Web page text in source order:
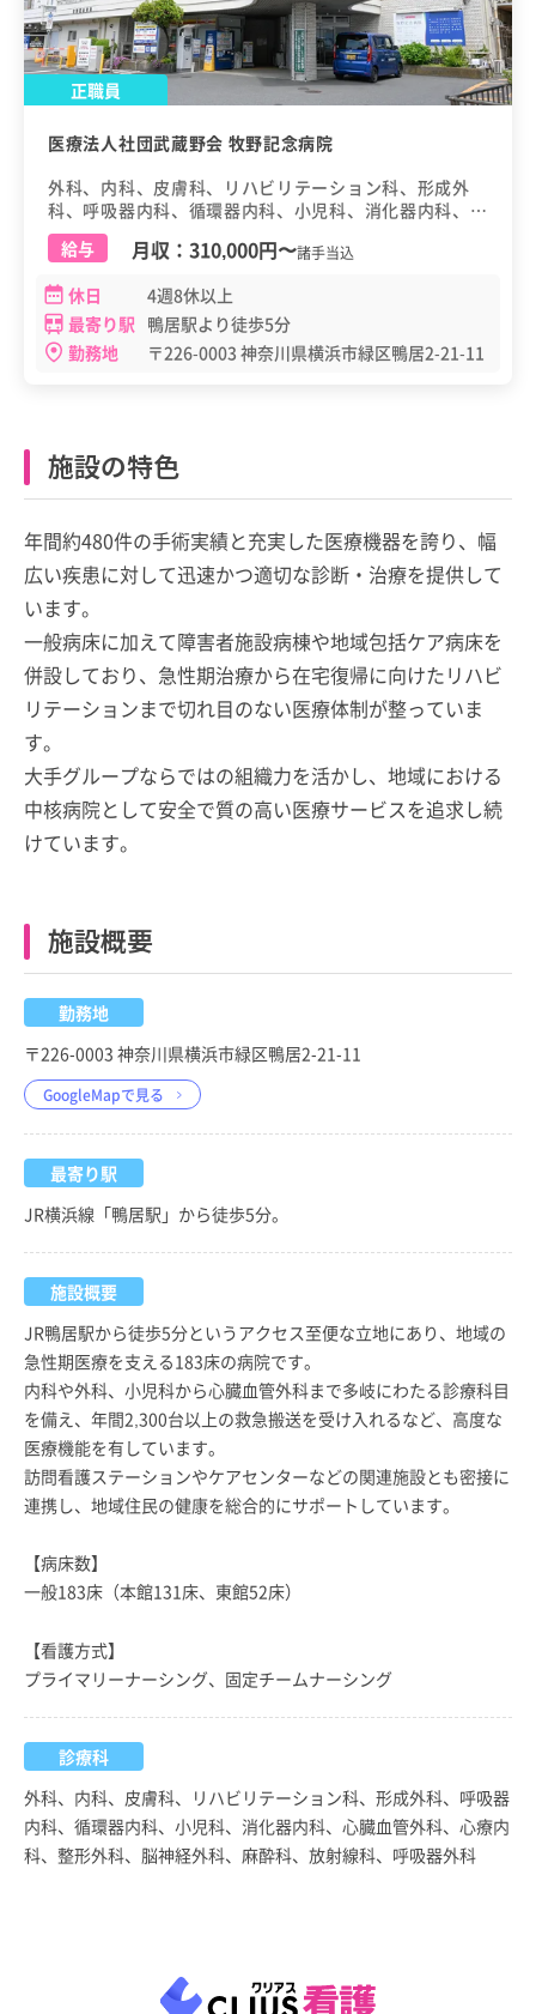
正職員
医療法人社団武蔵野会 牧野記念病院
外科、内科、皮膚科、リハビリテーション科、形成外
科、呼吸器内科、循環器内科、小児科、消化器内科、心
臓血管外科、心療内科、整形外科、脳神経外科、麻酔
科、放射線科、呼吸器外科
給与 月収： 310,000円〜諸手当込
休日
4週8休以上
最寄り駅 鴨居駅より徒歩5分
勤務地
〒226-0003 神奈川県横浜市緑区鴨居2-21-11
施設の特色
年間約480件の手術実績と充実した医療機器を誇り、幅
広い疾患に対して迅速かつ適切な診断・治療を提供して
います。
一般病床に加えて障害者施設病棟や地域包括ケア病床を
併設しており、急性期治療から在宅復帰に向けたリハビ
リテーションまで切れ目のない医療体制が整っていま
す。
大手グループならではの組織力を活かし、地域における
中核病院として安全で質の高い医療サービスを追求し続
けています。
施設概要
勤務地
〒226-0003 神奈川県横浜市緑区鴨居2-21-11
GoogleMapで見る
最寄り駅
JR横浜線「鴨居駅」から徒歩5分。
施設概要
JR鴨居駅から徒歩5分というアクセス至便な立地にあり、地域の
急性期医療を支える183床の病院です。
内科や外科、小児科から心臓血管外科まで多岐にわたる診療科目
を備え、年間2,300台以上の救急搬送を受け入れるなど、高度な
医療機能を有しています。
訪問看護ステーションやケアセンターなどの関連施設とも密接に
連携し、地域住民の健康を総合的にサポートしています。
【病床数】
一般183床（本館131床、東館52床）
【看護方式】
プライマリーナーシング、固定チームナーシング
診療科
外科、内科、皮膚科、リハビリテーション科、形成外科、呼吸器
内科、循環器内科、小児科、消化器内科、心臓血管外科、心療内
科、整形外科、脳神経外科、麻酔科、放射線科、呼吸器外科